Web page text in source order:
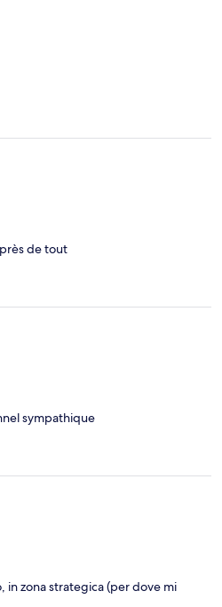
de tout
sympathique
zona strategica (per dove mi